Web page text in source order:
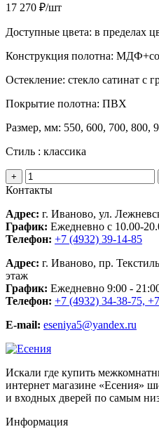
17 270 ₽/шт
Доступные цвета: в пределах
Конструкция полотна:
Остекление: стекло сатинат с
Покрытие полотна: ПВХ
Размер, мм: 550, 600, 700, 800,
Стиль : классика
+
Контакты
Адрес: г. Иваново, ул.
График: Ежедневно с 10.00-
Телефон: +7 (4932) 39-14-85
Адрес: г. Иваново, пр.
этаж
График: Ежедневно 9:00 -
Телефон: +7 (4932) 34-38-75,
E-mail: eseniya5@yandex.ru
Искали где купить
интернет магазине «Есения»
и входных дверей по самым
Информация